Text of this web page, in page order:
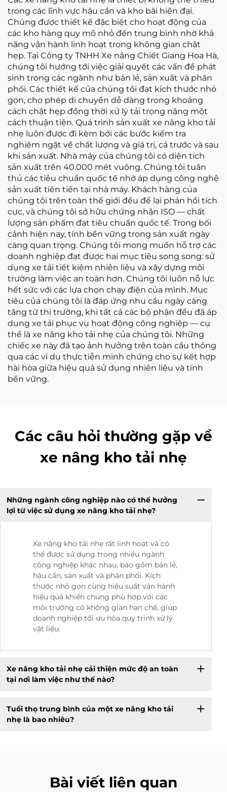
trong các lĩnh vực hậu cần và kho bãi hiện đại.
Chúng được thiết kế đặc biệt cho hoạt động của
các kho hàng quy mô nhỏ đến trung bình nhờ khả
năng vận hành linh hoạt trong không gian chật
hẹp. Tại Công ty TNHH Xe nâng Chiết Giang Hoa Hà,
chúng tôi hướng tới việc giải quyết các vấn đề phát
sinh trong các ngành như bán lẻ, sản xuất và phân
phối. Các thiết kế của chúng tôi đạt kích thước nhỏ
gọn, cho phép di chuyển dễ dàng trong khoảng
cách chật hẹp đồng thời xử lý tải trọng nặng một
cách thuận tiện. Quá trình sản xuất xe nâng kho tải
nhẹ luôn được đi kèm bởi các bước kiểm tra
nghiêm ngặt về chất lượng và giá trị, cả trước và sau
khi sản xuất. Nhà máy của chúng tôi có diện tích
sản xuất trên 40.000 mét vuông. Chúng tôi tuân
thủ các tiêu chuẩn quốc tế nhờ áp dụng công nghệ
sản xuất tiên tiến tại nhà máy. Khách hàng của
chúng tôi trên toàn thế giới đều để lại phản hồi tích
cực, và chúng tôi sở hữu chứng nhận ISO — chất
lượng sản phẩm đạt tiêu chuẩn quốc tế. Trong bối
cảnh hiện nay, tính bền vững trong sản xuất ngày
càng quan trọng. Chúng tôi mong muốn hỗ trợ các
doanh nghiệp đạt được hai mục tiêu song song: sử
dụng xe tải tiết kiệm nhiên liệu và xây dựng môi
trường làm việc an toàn hơn. Chúng tôi luôn nỗ lực
hết sức với các lựa chọn chạy điện của mình. Mục
tiêu của chúng tôi là đáp ứng nhu cầu ngày càng
tăng từ thị trường, khi tất cả các bộ phận đều đã áp
dụng xe tải phục vụ hoạt động công nghiệp — cụ
thể là xe nâng kho tải nhẹ của chúng tôi. Những
chiếc xe này đã tạo ảnh hưởng trên toàn cầu thông
qua các ví dụ thực tiễn minh chứng cho sự kết hợp
hài hòa giữa hiệu quả sử dụng nhiên liệu và tính
bền vững.
Các câu hỏi thường gặp về
xe nâng kho tải nhẹ
Những ngành công nghiệp nào có thể hưởng
lợi từ việc sử dụng xe nâng kho tải nhẹ?
Xe nâng kho tải nhẹ rất linh hoạt và có
thể được sử dụng trong nhiều ngành
công nghiệp khác nhau, bao gồm bán lẻ,
hậu cần, sản xuất và phân phối. Kích
thước nhỏ gọn cùng hiệu suất vận hành
hiệu quả khiến chúng phù hợp với các
môi trường có không gian hạn chế, giúp
doanh nghiệp tối ưu hóa quy trình xử lý
vật liệu.
Xe nâng kho tải nhẹ cải thiện mức độ an toàn
tại nơi làm việc như thế nào?
Tuổi thọ trung bình của một xe nâng kho tải
nhẹ là bao nhiêu?
Bài viết liên quan